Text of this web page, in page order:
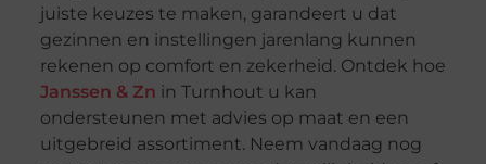
juiste keuzes te maken, garandeert u dat
gezinnen en instellingen jarenlang kunnen
rekenen op comfort en zekerheid. Ontdek hoe
Janssen & Zn in Turnhout u kan
ondersteunen met advies op maat en een
uitgebreid assortiment. Neem vandaag nog